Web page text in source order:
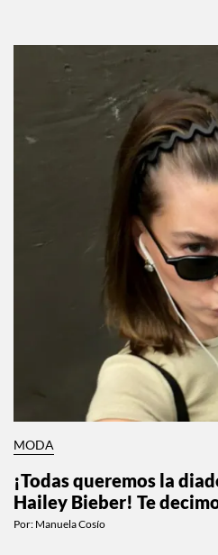
MODA
¡Todas queremos la
Hailey Bieber! Te
Por: Manuela Cosío